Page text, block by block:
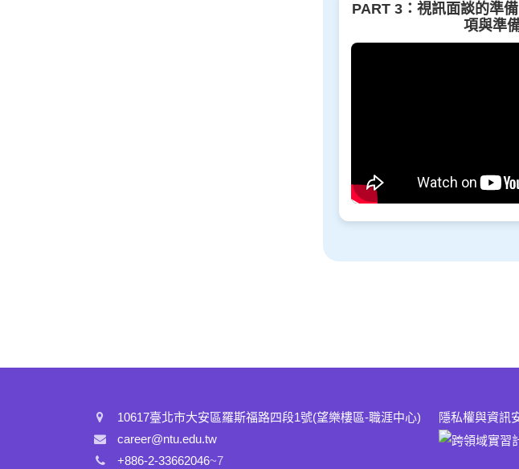
PART 3：視訊面談的準
項與準
:::
隱私權與資訊
10617臺北市大安區羅斯福路四段1號(望樂樓區-職涯中心)
career@ntu.edu.tw
+886-2-33662046~7